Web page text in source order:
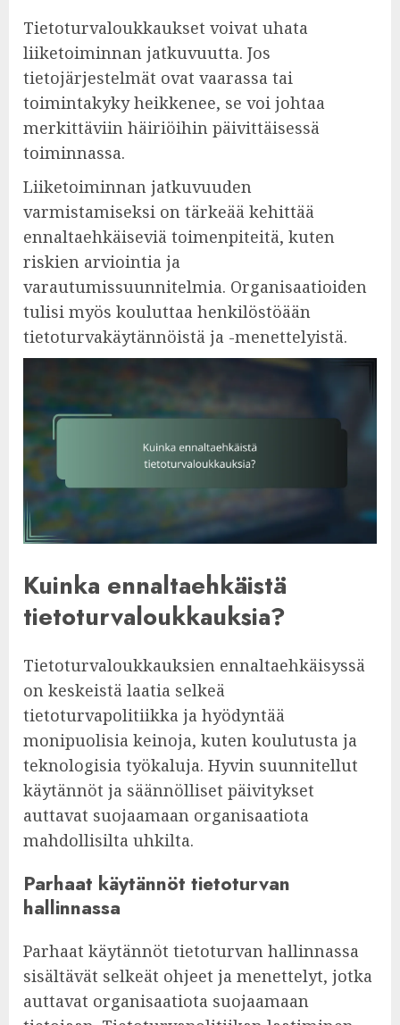
Tietoturvaloukkaukset voivat uhata
liiketoiminnan jatkuvuutta. Jos
tietojärjestelmät ovat vaarassa tai
toimintakyky heikkenee, se voi johtaa
merkittäviin häiriöihin päivittäisessä
toiminnassa.
Liiketoiminnan jatkuvuuden
varmistamiseksi on tärkeää kehittää
ennaltaehkäiseviä toimenpiteitä, kuten
riskien arviointia ja
varautumissuunnitelmia. Organisaatioiden
tulisi myös kouluttaa henkilöstöään
tietoturvakäytännöistä ja -menettelyistä.
Kuinka ennaltaehkäistä
tietoturvaloukkauksia?
Tietoturvaloukkauksien ennaltaehkäisyssä
on keskeistä laatia selkeä
tietoturvapolitiikka ja hyödyntää
monipuolisia keinoja, kuten koulutusta ja
teknologisia työkaluja. Hyvin suunnitellut
käytännöt ja säännölliset päivitykset
auttavat suojaamaan organisaatiota
mahdollisilta uhkilta.
Parhaat käytännöt tietoturvan
hallinnassa
Parhaat käytännöt tietoturvan hallinnassa
sisältävät selkeät ohjeet ja menettelyt, jotka
auttavat organisaatiota suojaamaan